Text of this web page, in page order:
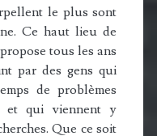
le plus sont
Ce haut lieu de
tous les ans
par des gens qui
de problèmes
et qui viennent y
Que ce soit